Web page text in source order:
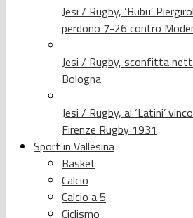
Jesi / Rugby, ‘Bubu’
perdono 7-26 contro
Jesi / Rugby, sconfitta
Bologna
Jesi / Rugby, al ‘Latini’
Firenze Rugby 1931
Sport in Vallesina
Basket
Calcio
Calcio a 5
Ciclismo